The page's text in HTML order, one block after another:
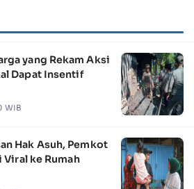
yang Rekam Aksi
Dapat Insentif
WIB
Hak Asuh, Pemkot
ke Rumah